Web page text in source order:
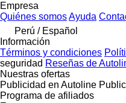
Empresa
Quiénes somosAyuda
Perú / Español
Información
Términos y condiciones
seguridad Reseñas de
Nuestras ofertas
Publicidad en Autoline
Programa de afiliados